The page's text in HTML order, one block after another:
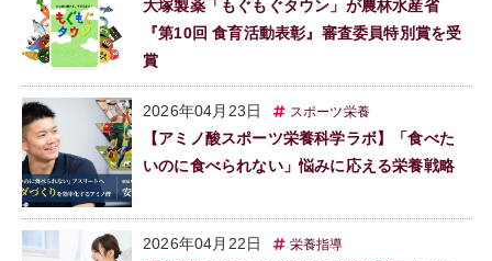
大塚製薬「もぐもぐタウン」が農林水産省
『第10回 食育活動表彰』審査委員特別賞を受
賞
2026年04月23日 スポーツ栄養
【アミノ酸スポーツ栄養科学ラボ】「食べた
いのに食べられない」悩みに応える栄養戦略
2026年04月22日 栄養指導